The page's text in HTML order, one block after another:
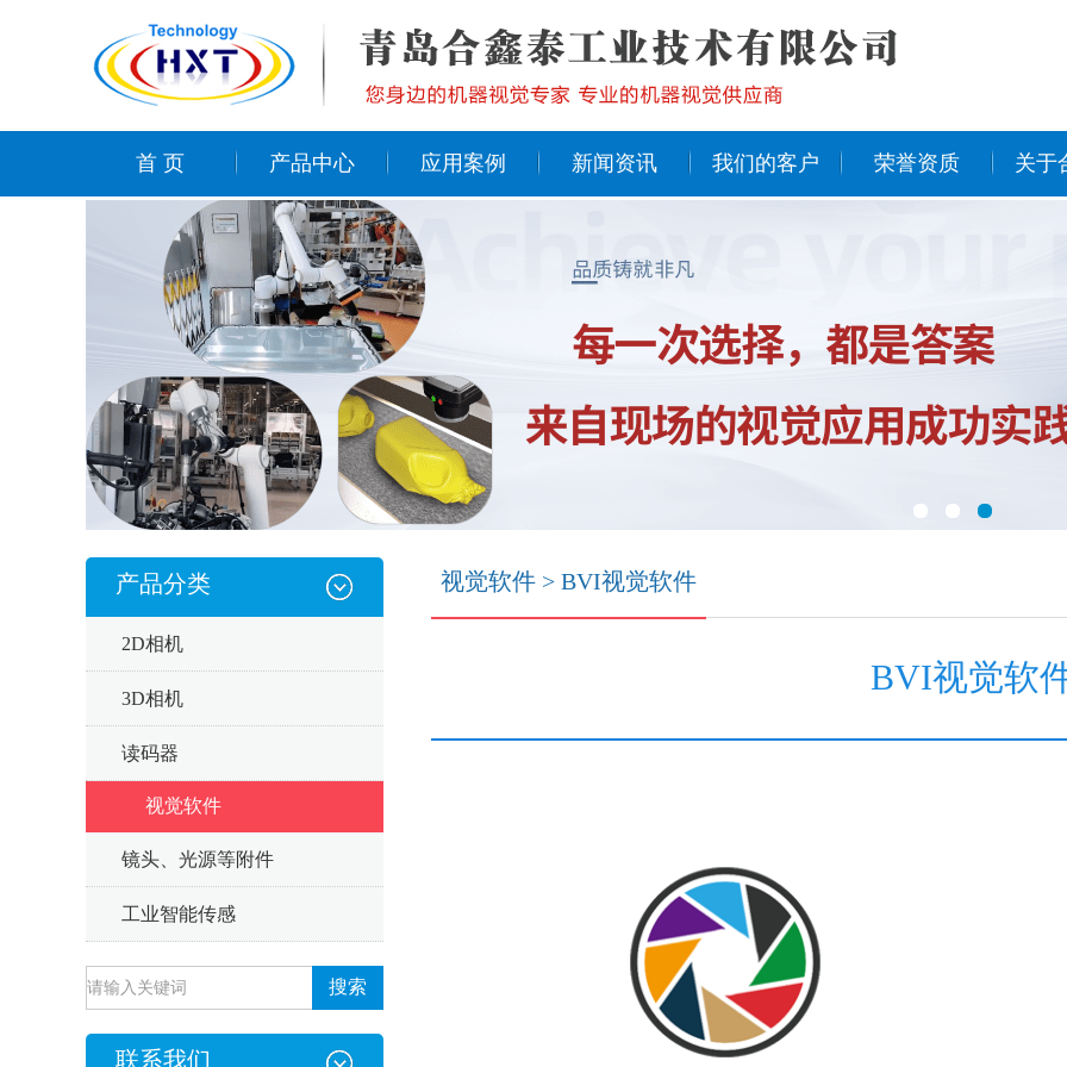
首 页 产品中心 应用案例 新闻资讯 我们的客户 荣誉资质 关于
产品分类
2D相机
3D相机
读码器
视觉软件
镜头、光源等附件
工业智能传感
联系我们
视觉软件 > BVI视觉软件
BVI视觉软